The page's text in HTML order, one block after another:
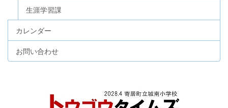
生涯学習課
カレンダー
お問い合わせ